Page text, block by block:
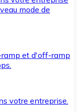
mode de
et d'off-ramp
votre entreprise.